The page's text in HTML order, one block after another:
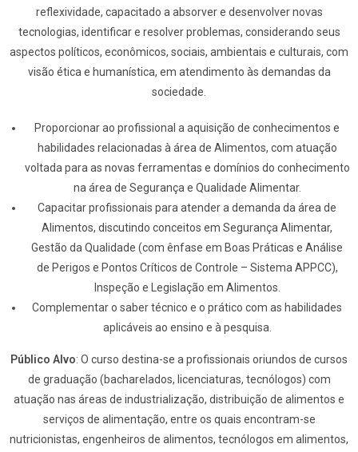
reflexividade, capacitado a absorver e desenvolver novas
tecnologias, identificar e resolver problemas, considerando seus
aspectos políticos, econômicos, sociais, ambientais e culturais, com
visão ética e humanística, em atendimento às demandas da
sociedade.
Proporcionar ao profissional a aquisição de conhecimentos e
habilidades relacionadas à área de Alimentos, com atuação
voltada para as novas ferramentas e domínios do conhecimento
na área de Segurança e Qualidade Alimentar.
Capacitar profissionais para atender a demanda da área de
Alimentos, discutindo conceitos em Segurança Alimentar,
Gestão da Qualidade (com ênfase em Boas Práticas e Análise
de Perigos e Pontos Críticos de Controle – Sistema APPCC),
Inspeção e Legislação em Alimentos.
Complementar o saber técnico e o prático com as habilidades
aplicáveis ao ensino e à pesquisa.
Público Alvo: O curso destina-se a profissionais oriundos de cursos
de graduação (bacharelados, licenciaturas, tecnólogos) com
atuação nas áreas de industrialização, distribuição de alimentos e
serviços de alimentação, entre os quais encontram-se
nutricionistas, engenheiros de alimentos, tecnólogos em alimentos,